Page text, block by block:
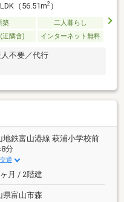
（56.51m2）
築
二人暮らし
近隣含) インターネット無料
不要／代行
地鉄富山港線 萩浦小学校前
分
通
月 / 2階建
県富山市森